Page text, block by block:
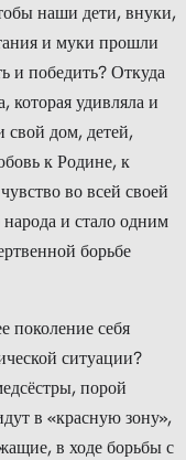
наши дети, внуки,
и муки прошли
и победить? Откуда
которая удивляла и
дом, детей,
к Родине, к
во всей своей
и стало одним
борьбе
поколение себя
ситуации?
порой
в «красную зону»,
в ходе борьбы с